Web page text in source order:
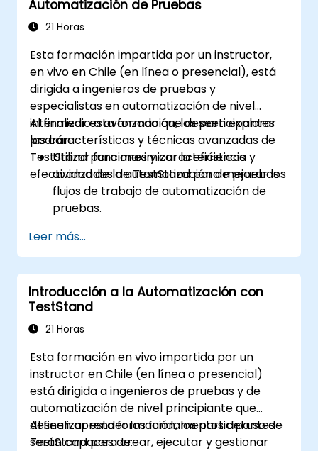
automatización de pruebas.
Transicionar eficazmente de las pruebas
Gestionar proyectos de pruebas
externalizadas y mantener los
estándares de calidad.
Automatización de Pruebas
21 Horas
Esta formación impartida por un instructor,
en vivo en Chile (en línea o presencial), está
dirigida a ingenieros de pruebas y
especialistas en automatización de nivel
intermedio a avanzado que deseen explorar
las características y técnicas avanzadas de
TestStand para maximizar la eficiencia y
efectividad de la automatización de pruebas.
Al finalizar esta formación, los participantes
podrán:
Utilizar funciones y características
avanzadas de TestStand para mejorar los
flujos de trabajo de automatización de
pruebas.
desarrollar secuencias de prueba
avanzadas.
Implementar técnicas avanzadas de
procesamiento y generación de informes
de resultados.
Integrar TestStand con bases de datos
Aplicar las mejores prácticas para
mantener, gestionar, solucionar
problemas y depurar secuencias de
prueba complejas.
Leer más...
Introducción a la Automatización con
TestStand
21 Horas
Esta formación en vivo impartida por un
instructor en Chile (en línea o presencial)
está dirigida a ingenieros de pruebas y de
automatización de nivel principiante que
deseen aprender los fundamentos del uso de
TestStand para crear, ejecutar y gestionar
Al finalizar esta formación, los participantes
serán capaces de: